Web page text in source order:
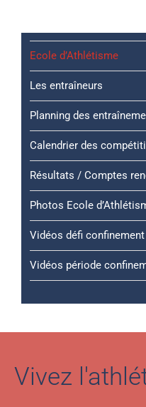
Ecole d’Athlétisme
Les entraîneurs
Planning des
Calendrier des
Résultats / Comptes
Photos Ecole
Vidéos défi confinement
Vidéos période
Vivez